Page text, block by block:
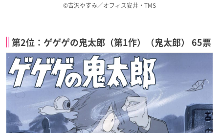
©吉沢やすみ／オフィス安井・TMS
第2位：ゲゲゲの鬼太郎（第1作）（鬼太郎） 65票